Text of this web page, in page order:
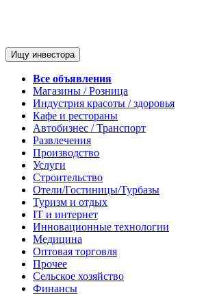
Ищу инвестора
Все объявления
Магазины / Розница
Индустрия красоты / здоровья
Кафе и рестораны
Автобизнес / Транспорт
Развлечения
Производство
Услуги
Строительство
Отели/Гостиницы/Турбазы
Туризм и отдых
IT и интернет
Инновационные технологии
Медицина
Оптовая торговля
Прочее
Сельское хозяйство
Финансы